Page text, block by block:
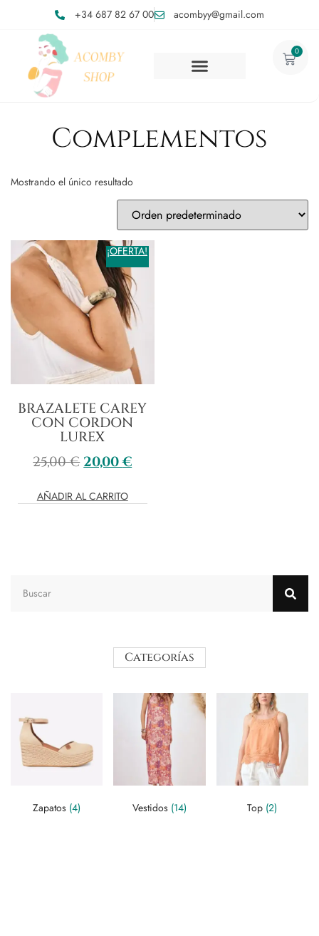
+34 687 82 67 00 acombyy@gmail.com
0
Complementos
Mostrando el único resultado
¡OFERTA!
BRAZALETE CAREY
CON CORDON
LUREX
25,00€ 20,00€
AÑADIR AL CARRITO
Categorías
Zapatos (4) Vestidos (14) Top (2)